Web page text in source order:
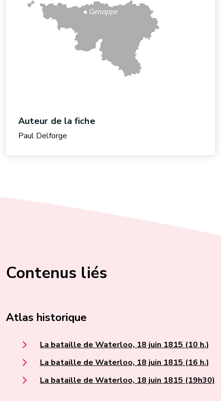
Auteur de la fiche
Paul Delforge
Contenus liés
Atlas historique
La bataille de Waterloo, 18 juin 1815 (10 h.)
La bataille de Waterloo, 18 juin 1815 (16 h.)
La bataille de Waterloo, 18 juin 1815 (19h30)